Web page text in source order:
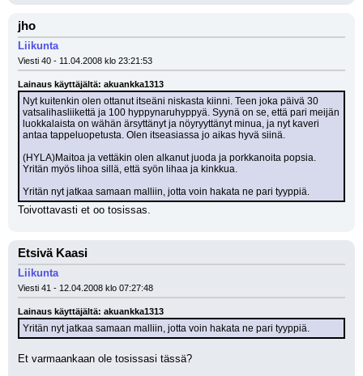
jho
Liikunta
Viesti 40 - 11.04.2008 klo 23:21:53
Lainaus käyttäjältä: akuankka1313
Nyt kuitenkin olen ottanut itseäni niskasta kiinni. Teen joka päivä 30
vatsalihasliikettä ja 100 hyppynaruhyppyä. Syynä on se, että pari meijän
luokkalaista on wähän ärsyttänyt ja nöyryyttänyt minua, ja nyt kaveri
antaa tappeluopetusta. Olen itseasiassa jo aikas hyvä siinä.
(HYLA)Maitoa ja vettäkin olen alkanut juoda ja porkkanoita popsia.
Yritän myös lihoa sillä, että syön lihaa ja kinkkua.
Yritän nyt jatkaa samaan malliin, jotta voin hakata ne pari tyyppiä.
Toivottavasti et oo tosissas.
Etsivä Kaasi
Liikunta
Viesti 41 - 12.04.2008 klo 07:27:48
Lainaus käyttäjältä: akuankka1313
Yritän nyt jatkaa samaan malliin, jotta voin hakata ne pari tyyppiä.
Et varmaankaan ole tosissasi tässä?